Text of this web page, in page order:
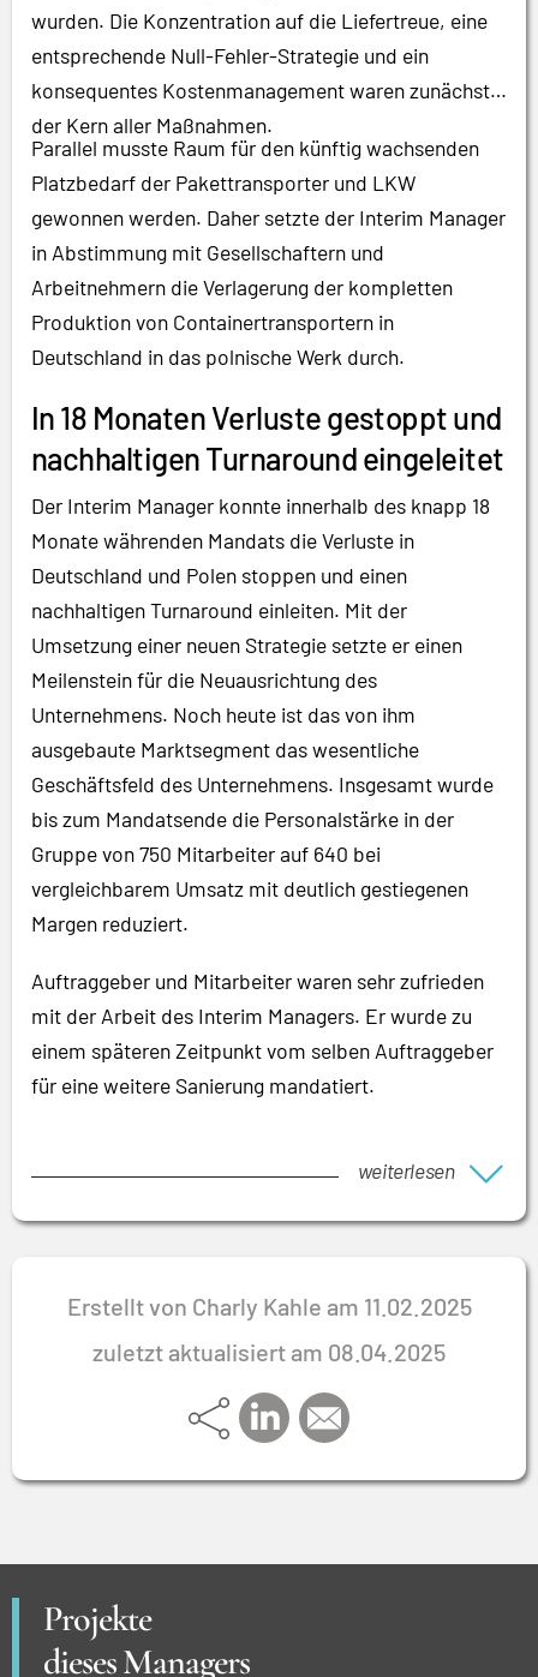
wurden. Die Konzentration auf die Liefertreue, eine
entsprechende Null-Fehler-Strategie und ein
konsequentes Kostenmanagement waren zunächst
der Kern aller Maßnahmen.
Parallel musste Raum für den künftig wachsenden
Platzbedarf der Pakettransporter und LKW
gewonnen werden. Daher setzte der Interim Manager
in Abstimmung mit Gesellschaftern und
Arbeitnehmern die Verlagerung der kompletten
Produktion von Containertransportern in
Deutschland in das polnische Werk durch.
In 18 Monaten Verluste gestoppt und
nachhaltigen Turnaround eingeleitet
Der Interim Manager konnte innerhalb des knapp 18
Monate währenden Mandats die Verluste in
Deutschland und Polen stoppen und einen
nachhaltigen Turnaround einleiten. Mit der
Umsetzung einer neuen Strategie setzte er einen
Meilenstein für die Neuausrichtung des
Unternehmens. Noch heute ist das von ihm
ausgebaute Marktsegment das wesentliche
Geschäftsfeld des Unternehmens. Insgesamt wurde
bis zum Mandatsende die Personalstärke in der
Gruppe von 750 Mitarbeiter auf 640 bei
vergleichbarem Umsatz mit deutlich gestiegenen
Margen reduziert.
Auftraggeber und Mitarbeiter waren sehr zufrieden
mit der Arbeit des Interim Managers. Er wurde zu
einem späteren Zeitpunkt vom selben Auftraggeber
für eine weitere Sanierung mandatiert.
weiterlesen
Erstellt von Charly Kahle am 11.02.2025
zuletzt aktualisiert am 08.04.2025
Projekte
dieses Managers